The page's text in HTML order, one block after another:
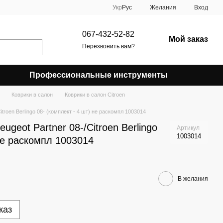
Укр Рус Желания Вход
067-432-52-82
Перезвонить вам?
Мой заказ
Профессиональные инструменты
Коврики в салон
Коврики в салон Citroen
Berlingo 08- (комплект - 4 шт) не раскомпл 1003014
Partner 08-/Citroen Berlingo
раскомпл 1003014
Артикул
1003014
В желания